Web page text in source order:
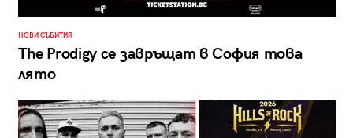
НОВИ СЪБИТИЯ
The Prodigy се завръщат в София това
лято